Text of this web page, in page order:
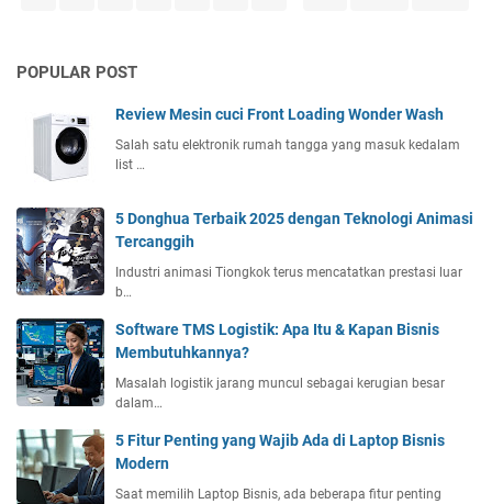
a
n
k
a
g
n
g
POPULAR POST
Review Mesin cuci Front Loading Wonder Wash
Salah satu elektronik rumah tangga yang masuk kedalam
list …
5 Donghua Terbaik 2025 dengan Teknologi Animasi
Tercanggih
Industri animasi Tiongkok terus mencatatkan prestasi luar
b…
Software TMS Logistik: Apa Itu & Kapan Bisnis
Membutuhkannya?
Masalah logistik jarang muncul sebagai kerugian besar
dalam…
5 Fitur Penting yang Wajib Ada di Laptop Bisnis
Modern
Saat memilih Laptop Bisnis, ada beberapa fitur penting